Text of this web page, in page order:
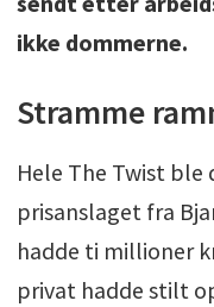
ikke dommerne.
Stramme
Hele The Twist
prisanslaget fra
hadde ti millioner
privat hadde stilt